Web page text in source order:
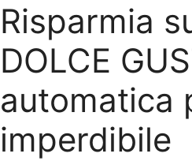
Risparmia
DOLCE
automatica
imperdibile